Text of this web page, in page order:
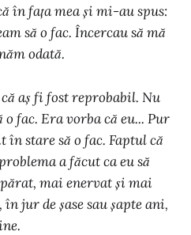
în fața mea și mi-au spus:
să o fac. Încercau să mă
odată.
aș fi fost reprobabil. Nu
fac. Era vorba că eu... Pur
stare să o fac. Faptul că
a făcut ca eu să
mai enervat și mai
jur de șase sau șapte ani,